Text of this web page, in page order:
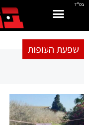
בס"ד
שפעת העופות